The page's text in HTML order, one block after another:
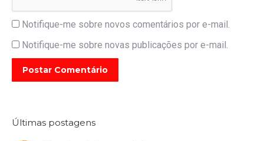
Notifique-me sobre novos comentários por e-mail.
Notifique-me sobre novas publicações por e-mail.
Postar Comentário
Últimas postagens